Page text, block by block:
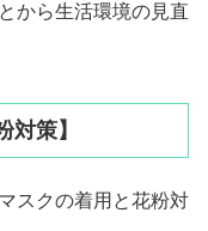
から生活環境の見直
策】
スクの着用と花粉対